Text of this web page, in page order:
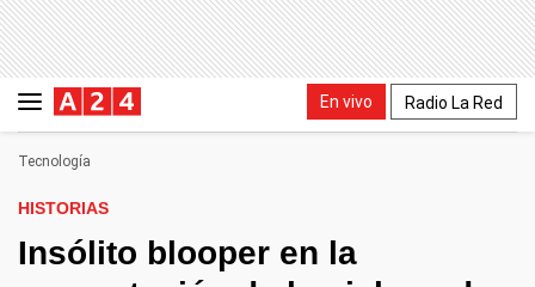
En vivo Radio La Red
Tecnología
HISTORIAS
Insólito blooper en la